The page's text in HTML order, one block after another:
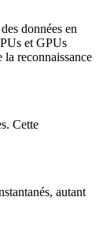
données en
et GPUs
reconnaissance
Cette
autant